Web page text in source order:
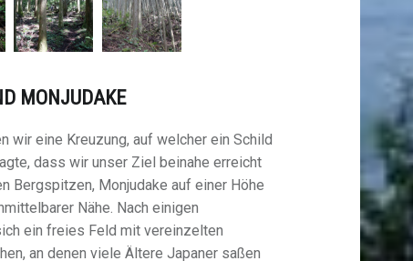
MONJUDAKE
wir eine Kreuzung, auf welcher ein Schild
dass wir unser Ziel beinahe erreicht
Bergspitzen, Monjudake auf einer Höhe
Nähe. Nach einigen
ein freies Feld mit vereinzelten
an denen viele Ältere Japaner saßen